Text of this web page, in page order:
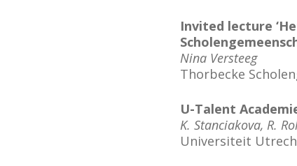
Invited lecture
Nina Versteeg
Thorbecke
U-Talent
K. Stanciakova, R.
Universiteit